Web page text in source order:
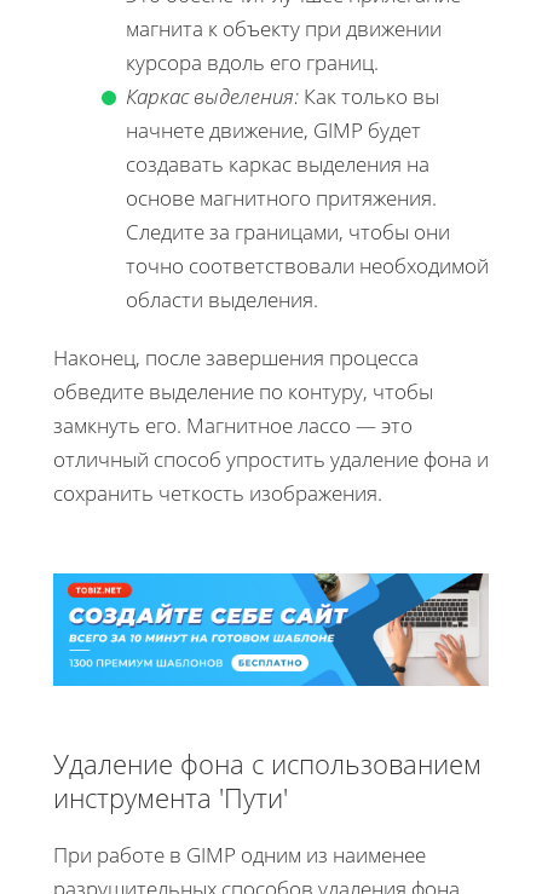
магнита к объекту при движении
курсора вдоль его границ.
Каркас выделения: Как только вы
начнете движение, GIMP будет
создавать каркас выделения на
основе магнитного притяжения.
Следите за границами, чтобы они
точно соответствовали необходимой
области выделения.
Наконец, после завершения процесса
обведите выделение по контуру, чтобы
замкнуть его. Магнитное лассо — это
отличный способ упростить удаление фона и
сохранить четкость изображения.
Удаление фона с использованием
инструмента 'Пути'
При работе в GIMP одним из наименее
разрушительных способов удаления фона